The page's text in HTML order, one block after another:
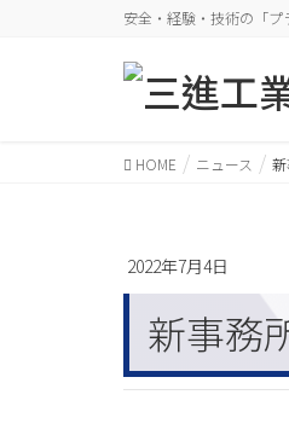
安全・経験・技術の「
HOME ニュース
2022年7月4日
新事